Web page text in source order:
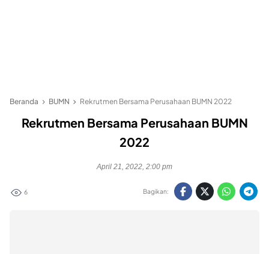
Beranda BUMN Rekrutmen Bersama Perusahaan BUMN 2022
Rekrutmen Bersama Perusahaan BUMN
2022
April 21, 2022, 2:00 pm
6 Bagikan: